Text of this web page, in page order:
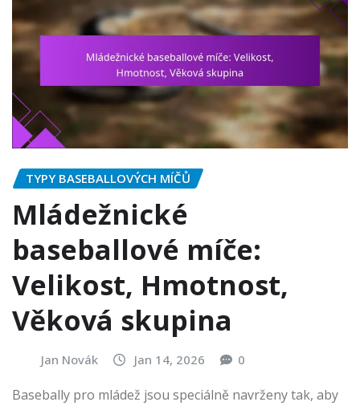
TYPY BASEBALLOVÝCH MÍČŮ
Mládežnické
baseballové míče:
Velikost, Hmotnost,
Věková skupina
Jan Novák Jan 14, 2026 0
Basebally pro mládež jsou speciálně navrženy tak, aby